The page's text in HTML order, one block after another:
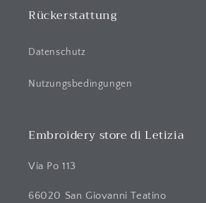
Rückerstattung
Datenschutz
Nutzungsbedingungen
Embroidery store di Letizia
Via Po 113
66020 San Giovanni Teatino